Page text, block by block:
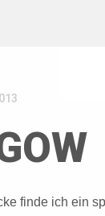
finde ich ein